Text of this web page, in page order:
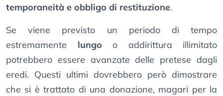
temporaneità e obbligo di restituzione.
Se viene previsto un periodo di tempo
estremamente lungo o addirittura illimitato
potrebbero essere avanzate delle pretese dagli
eredi. Questi ultimi dovrebbero però dimostrare
che si è trattato di una donazione, magari per la